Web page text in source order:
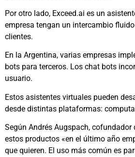
Por otro lado, Exceed.ai es un
empresa tengan un intercambio
clientes.
En la Argentina, varias empresas
bots para terceros. Los chat bots
usuario.
Estos asistentes virtuales pueden
desde distintas plataformas:
Según Andrés Augspach,
estos productos «en el último año
que quieren. El uso más común es